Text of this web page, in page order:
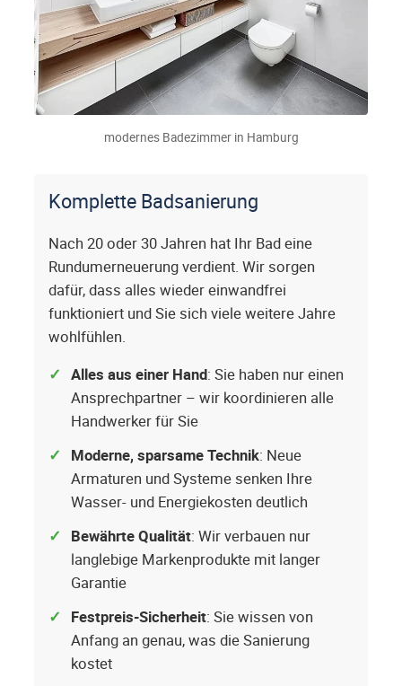
modernes Badezimmer in Hamburg
Komplette Badsanierung
Nach 20 oder 30 Jahren hat Ihr Bad eine
Rundumerneuerung verdient. Wir sorgen
dafür, dass alles wieder einwandfrei
funktioniert und Sie sich viele weitere Jahre
wohlfühlen.
Alles aus einer Hand: Sie haben nur einen
Ansprechpartner – wir koordinieren alle
Handwerker für Sie
Moderne, sparsame Technik: Neue
Armaturen und Systeme senken Ihre
Wasser- und Energiekosten deutlich
Bewährte Qualität: Wir verbauen nur
langlebige Markenprodukte mit langer
Garantie
Festpreis-Sicherheit: Sie wissen von
Anfang an genau, was die Sanierung
kostet